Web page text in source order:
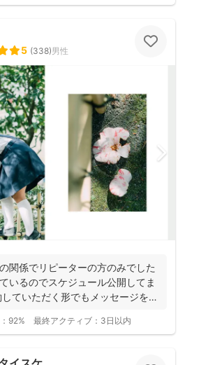
5 (338)男性
関係でリピーターの方のみでした
いるのでスケジュール公開してま
ていただく形でもメッセージを送
92% 最終アクティブ： 3日以内